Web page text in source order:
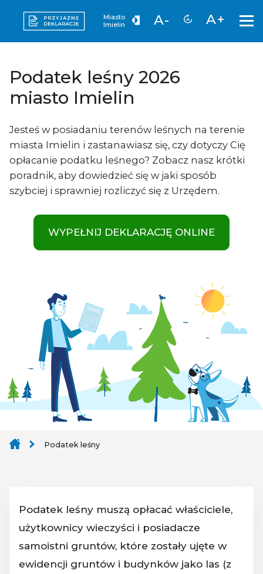
Miasto
Imielin
A- A+
Podatek leśny 2026
miasto Imielin
Jesteś w posiadaniu terenów leśnych na terenie
miasta Imielin i zastanawiasz się, czy dotyczy Cię
opłacanie podatku leśnego? Zobacz nasz krótki
poradnik, aby dowiedzieć się w jaki sposób
szybciej i sprawniej rozliczyć się z Urzędem.
WYPEŁNIJ DEKLARACJĘ ONLINE
Podatek leśny
Podatek leśny muszą opłacać właściciele,
użytkownicy wieczyści i posiadacze
samoistni gruntów, które zostały ujęte w
ewidencji gruntów i budynków jako las (z